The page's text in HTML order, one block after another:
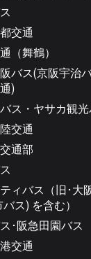
交通
（舞鶴）
バス(京阪宇治
)
ス・ヤサカ観光
交通
通部
ィバス（旧･大
ス) を含む）
･阪急田園バス
交通